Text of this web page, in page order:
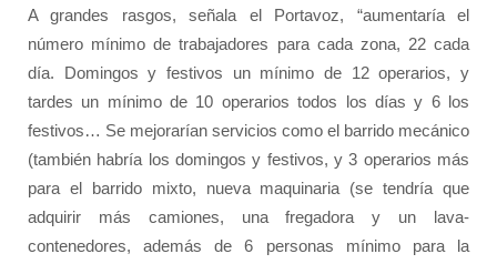
A grandes rasgos, señala el Portavoz, “aumentaría el
número mínimo de trabajadores para cada zona, 22 cada
día. Domingos y festivos un mínimo de 12 operarios, y
tardes un mínimo de 10 operarios todos los días y 6 los
festivos… Se mejorarían servicios como el barrido mecánico
(también habría los domingos y festivos, y 3 operarios más
para el barrido mixto, nueva maquinaria (se tendría que
adquirir más camiones, una fregadora y un lava-
contenedores, además de 6 personas mínimo para la